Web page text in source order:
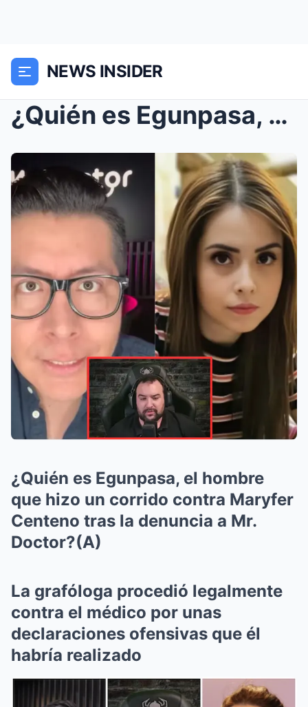
NEWS INSIDER
¿Quién es Egunpasa, el hombre que hizo un corrido ...
¿Quién es Egunpasa, el hombre
que hizo un corrido contra Maryfer
Centeno tras la denuncia a Mr.
Doctor?(A)
La grafóloga procedió legalmente
contra el médico por unas
declaraciones ofensivas que él
habría realizado